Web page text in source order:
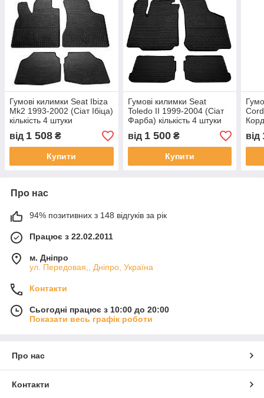
Гумові килимки Seat Ibiza
Mk2 1993-2002 (Сіат Ібіца)
кількість 4 штуки
від 1 508 ₴
Купити
Гумові килимки Seat
Toledo II 1999-2004 (Сіат
Фарба) кількість 4 штуки
від 1 500₴
Купити
від
Про нас
94% позитивних з 148 відгуків за рік
Працює з 22.02.2011
м. Дніпро
ул. Передовая,, Дніпро, Україна
Контакти
Сьогодні працює з 10:00 до 20:00
Показати весь графік роботи
Про нас
Контакти